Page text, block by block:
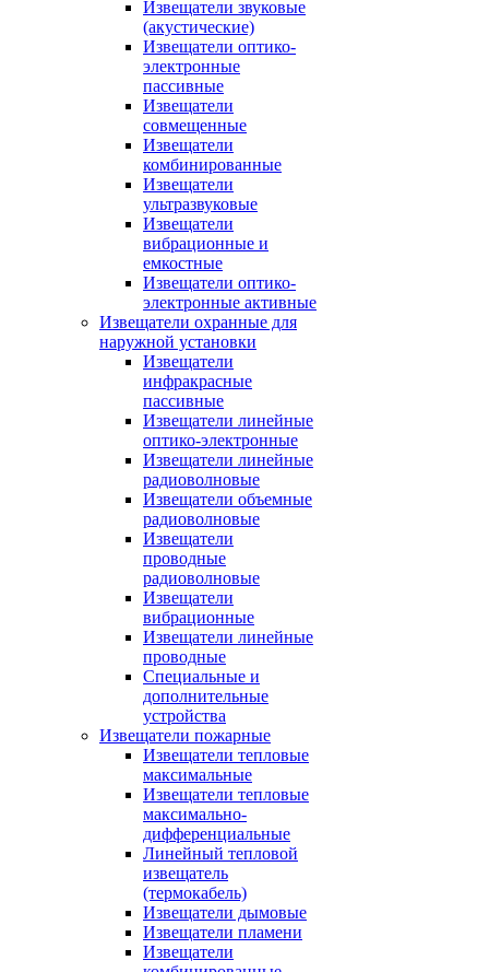
Извещатели звуковые
(акустические)
Извещатели оптико-
электронные
пассивные
Извещатели
совмещенные
Извещатели
комбинированные
Извещатели
ультразвуковые
Извещатели
вибрационные и
емкостные
Извещатели оптико-
электронные активные
Извещатели охранные для
наружной установки
Извещатели
инфракрасные
пассивные
Извещатели линейные
оптико-электронные
Извещатели линейные
радиоволновые
Извещатели объемные
радиоволновые
Извещатели
проводные
радиоволновые
Извещатели
вибрационные
Извещатели линейные
проводные
Специальные и
дополнительные
устройства
Извещатели пожарные
Извещатели тепловые
максимальные
Извещатели тепловые
максимально-
дифференциальные
Линейный тепловой
извещатель
(термокабель)
Извещатели дымовые
Извещатели пламени
Извещатели